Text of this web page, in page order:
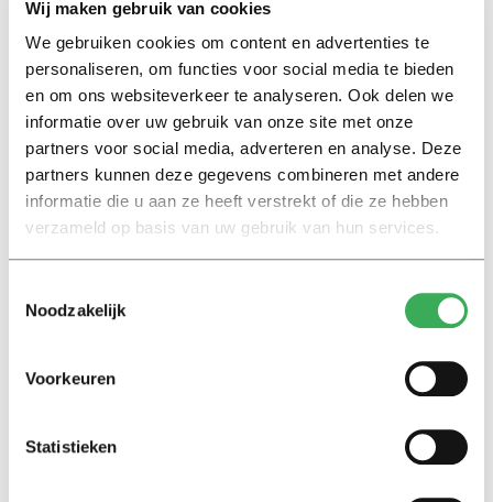
Wij maken gebruik van cookies
We gebruiken cookies om content en advertenties te
personaliseren, om functies voor social media te bieden
en om ons websiteverkeer te analyseren. Ook delen we
informatie over uw gebruik van onze site met onze
partners voor social media, adverteren en analyse. Deze
partners kunnen deze gegevens combineren met andere
informatie die u aan ze heeft verstrekt of die ze hebben
verzameld op basis van uw gebruik van hun services.
Noodzakelijk
Voorkeuren
Statistieken
En Cameron zit natuurlijk met de erfenis van de moord
op Jo Cox. ”
Welke invloed heeft de moord op de Labour Party-
politica?
“Dit is weer een oefening in koffiedik kijken, maar het
lijkt me toch wel waarschijnlijk dat dit de blijvers in de
worden nagedragen, verwacht ik, als hij wint. Dat hij is
“Het wordt spannend. Ik hoop en verwacht de blijvers.